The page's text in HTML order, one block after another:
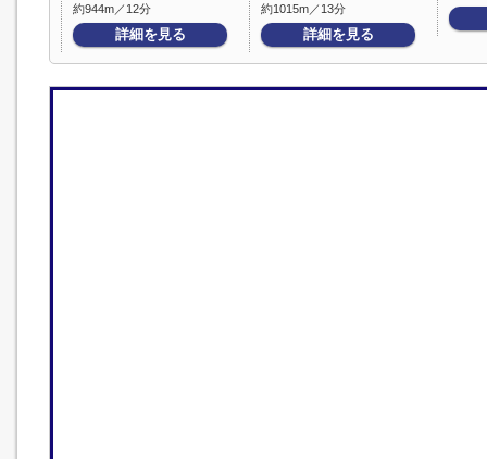
約944m／12分
詳細を見る
約1015m／13分
詳細を見る